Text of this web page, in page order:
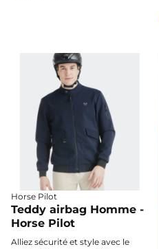
Horse Pilot
Teddy airbag Homme -
Horse Pilot
Alliez sécurité et style avec le